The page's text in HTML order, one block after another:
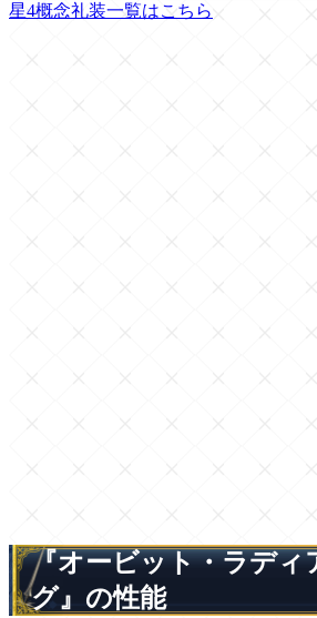
星4概念礼装一覧はこちら
『オービット・ラディ
グ』の性能